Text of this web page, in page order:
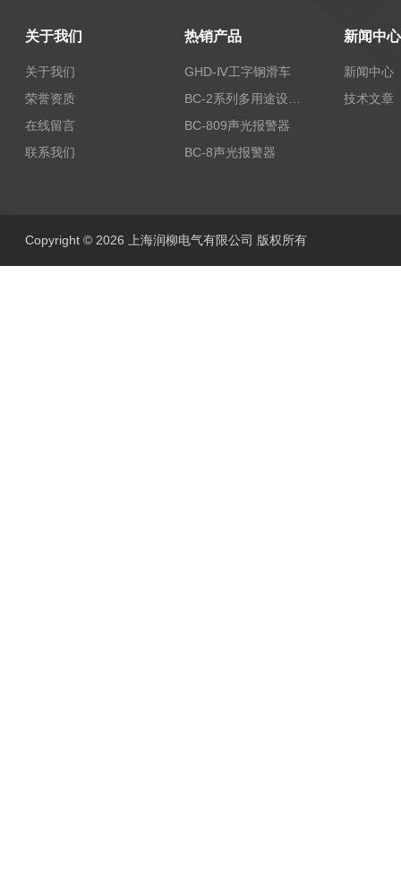
关于我们
关于我们
荣誉资质
在线留言
联系我们
热销产品
GHD-Ⅳ工字钢滑车
BC-809声光报警器
BC-8声光报警器
新闻中心
新闻中心
技术文章
Copyright © 2026 上海润柳电气有限公司 版权所有